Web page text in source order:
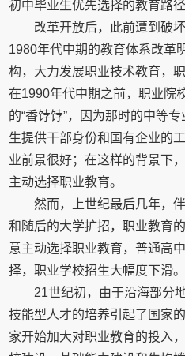
初中毕业生优先选择的教育路径
改革开放后，此前遭到破
1980年代中期的教育体系改革
构，大力发展职业技术教育，
在1990年代中期之前，职业院
的“香饽饽”，因为那时的中等
生提供干部身份和国有企业的
业前景很好；在这样的背景下
主动选择职业教育。
然而，上世纪最后几年，
和随后的大学扩招，职业教育
意主动选择职业教育，普通高
择，职业学校招生大幅度下滑。
21世纪初，由于沿海部分
技能型人才的培养引起了国家
家开始加大对职业教育的投入